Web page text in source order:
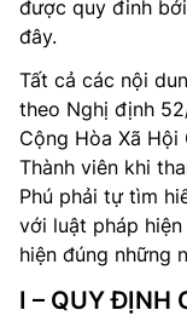
được quy đinh
đây.
Tất cả các nội
theo Nghị định
Cộng Hòa Xã Hội
Thành viên khi
Phú phải tự tìm
với luật pháp
hiện đúng những
I – QUY ĐỊNH